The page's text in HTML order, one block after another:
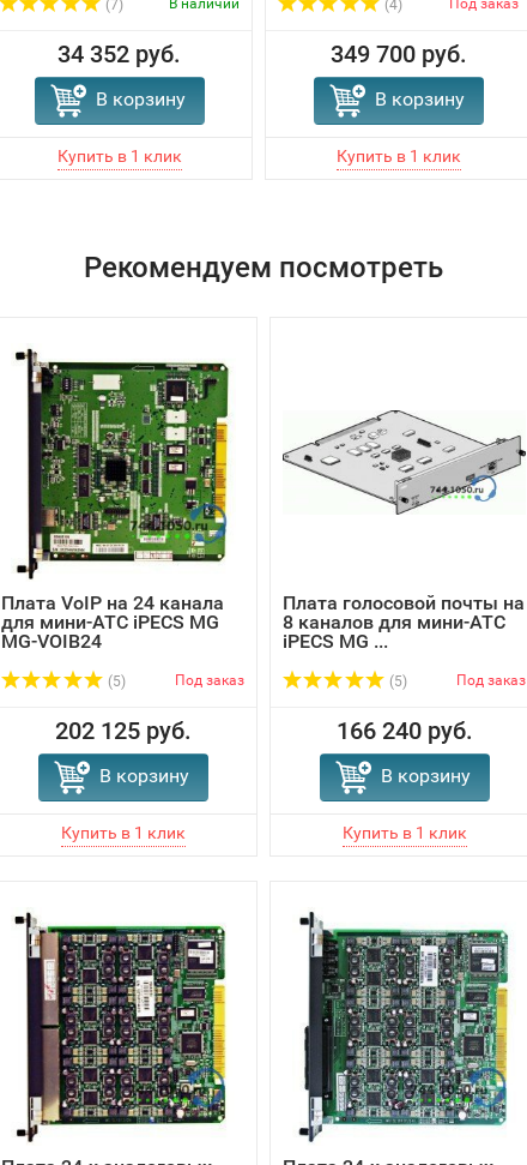
(7) В наличии
34 352 руб.
В корзину
(4) Под заказ
349 700 руб.
В корзину
Рекомендуем посмотреть
Плата VoIP на 24 канала
для мини-АТС iPECS MG
MG-VOIB24
(5) Под заказ
202 125 руб.
В корзину
Плата голосовой почты на
8 каналов для мини-АТС
iPECS MG ...
(5) Под заказ
166 240 руб.
В корзину